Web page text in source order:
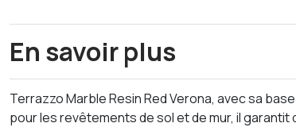
En savoir plus
Terrazzo Marble Resin Red Verona, avec sa
pour les revêtements de sol et de mur, il